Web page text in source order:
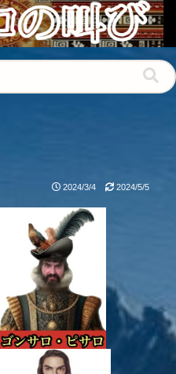
2024/3/4 2024/5/5